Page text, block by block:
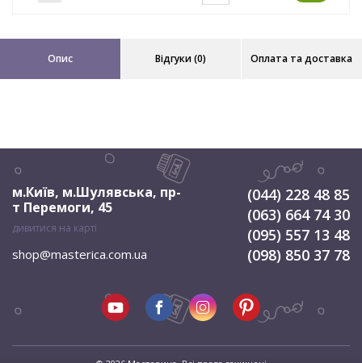
Опис Відгуки (0) Оплата та доставка
м.Київ, м.Шулявська, пр-
т Перемоги, 45
дивитися на карті
shop@masterica.com.ua
(044) 228 48 85
(063) 664 74 30
(095) 557 13 48
(098) 850 37 78